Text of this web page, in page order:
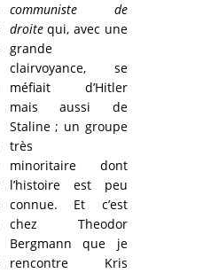
communiste de
droitequi, avec une
grande
clairvoyance, se
méfiait d’Hitler
mais aussi de
Staline ; un groupe
très
minoritaire dont
l’histoire est peu
connue. Et c’est
chez Theodor
Bergmann que je
rencontre Kris